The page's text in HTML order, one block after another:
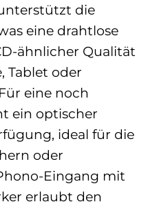
die
eine drahtlose
ähnlicher Qualität
Tablet oder
eine noch
ein optischer
ideal für die
oder
Eingang mit
erlaubt den